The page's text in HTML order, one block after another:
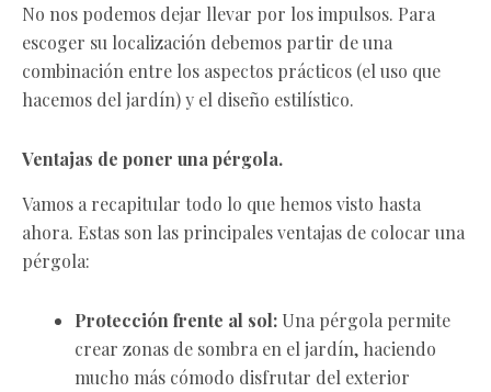
No nos podemos dejar llevar por los impulsos. Para
escoger su localización debemos partir de una
combinación entre los aspectos prácticos (el uso que
hacemos del jardín) y el diseño estilístico.
Ventajas de poner una pérgola.
Vamos a recapitular todo lo que hemos visto hasta
ahora. Estas son las principales ventajas de colocar una
pérgola:
Protección frente al sol: Una pérgola permite
crear zonas de sombra en el jardín, haciendo
mucho más cómodo disfrutar del exterior